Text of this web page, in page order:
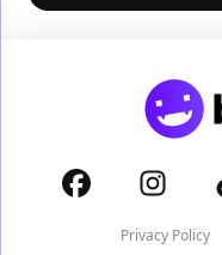
Privacy Policy